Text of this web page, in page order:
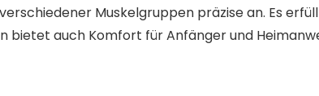
Muskelgruppen präzise an. Es
auch Komfort für Anfänger und